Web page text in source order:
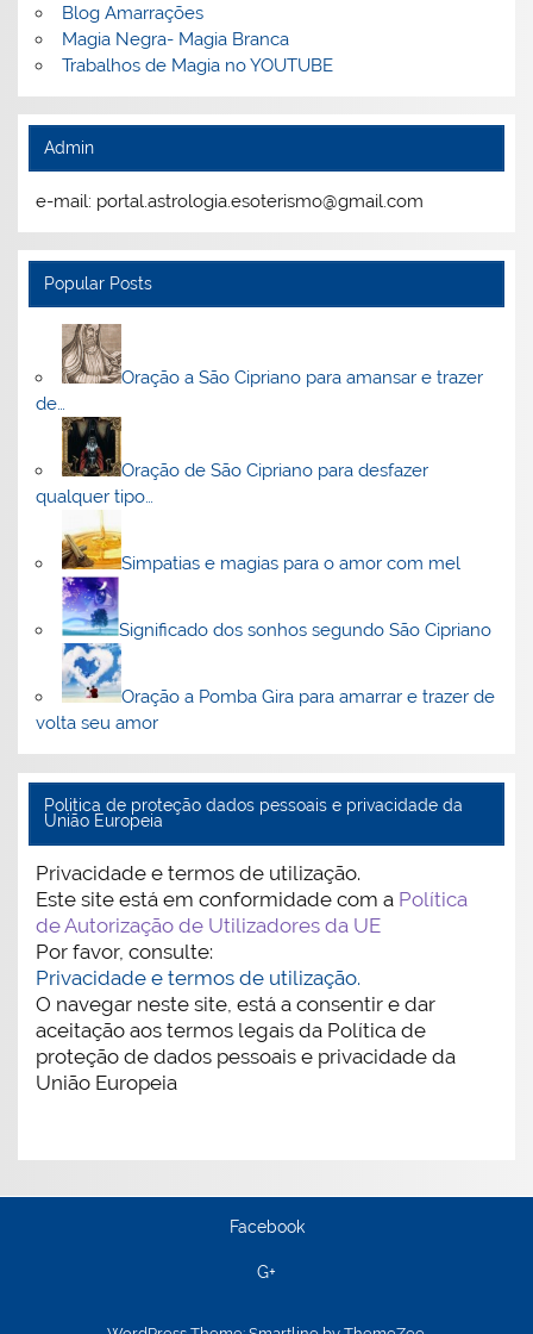
Blog Amarrações
Magia Negra- Magia Branca
Trabalhos de Magia no YOUTUBE
Admin
e-mail: portal.astrologia.esoterismo@gmail.com
Popular Posts
Oração a São Cipriano para amansar e trazer
de…
Oração de São Cipriano para desfazer
qualquer tipo…
Simpatias e magias para o amor com mel
Significado dos sonhos segundo São Cipriano
Oração a Pomba Gira para amarrar e trazer de
volta seu amor
Politica de proteção dados pessoais e privacidade da
União Europeia
Privacidade e termos de utilização.
Este site está em conformidade com a Política
de Autorização de Utilizadores da UE
Por favor, consulte:
Privacidade e termos de utilização.
O navegar neste site, está a consentir e dar
aceitação aos termos legais da Política de
proteção de dados pessoais e privacidade da
União Europeia
Facebook
G+